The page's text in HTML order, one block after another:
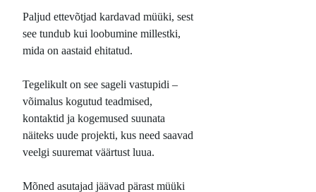
Paljud ettevõtjad kardavad müüki, sest
see tundub kui loobumine millestki,
mida on aastaid ehitatud.
Tegelikult on see sageli vastupidi –
võimalus kogutud teadmised,
kontaktid ja kogemused suunata
näiteks uude projekti, kus need saavad
veelgi suuremat väärtust luua.
Mõned asutajad jäävad pärast müüki